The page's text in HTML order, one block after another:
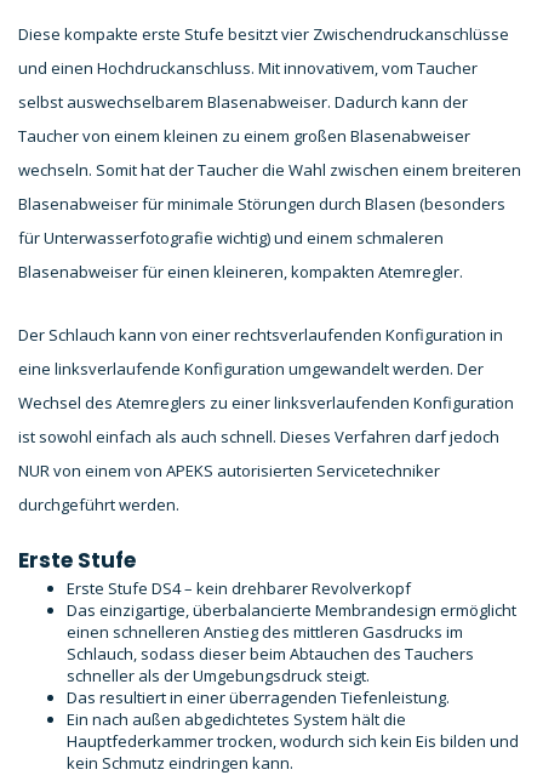
Diese kompakte erste Stufe besitzt vier Zwischendruckanschlüsse
und einen Hochdruckanschluss. Mit innovativem, vom Taucher
selbst auswechselbarem Blasenabweiser. Dadurch kann der
Taucher von einem kleinen zu einem großen Blasenabweiser
wechseln. Somit hat der Taucher die Wahl zwischen einem breiteren
Blasenabweiser für minimale Störungen durch Blasen (besonders
für Unterwasserfotografie wichtig) und einem schmaleren
Blasenabweiser für einen kleineren, kompakten Atemregler.
Der Schlauch kann von einer rechtsverlaufenden Konfiguration in
eine linksverlaufende Konfiguration umgewandelt werden. Der
Wechsel des Atemreglers zu einer linksverlaufenden Konfiguration
ist sowohl einfach als auch schnell. Dieses Verfahren darf jedoch
NUR von einem von APEKS autorisierten Servicetechniker
durchgeführt werden.
Erste Stufe
Erste Stufe DS4 – kein drehbarer Revolverkopf
Das einzigartige, überbalancierte Membrandesign ermöglicht
einen schnelleren Anstieg des mittleren Gasdrucks im
Schlauch, sodass dieser beim Abtauchen des Tauchers
schneller als der Umgebungsdruck steigt.
Das resultiert in einer überragenden Tiefenleistung.
Ein nach außen abgedichtetes System hält die
Hauptfederkammer trocken, wodurch sich kein Eis bilden und
kein Schmutz eindringen kann.